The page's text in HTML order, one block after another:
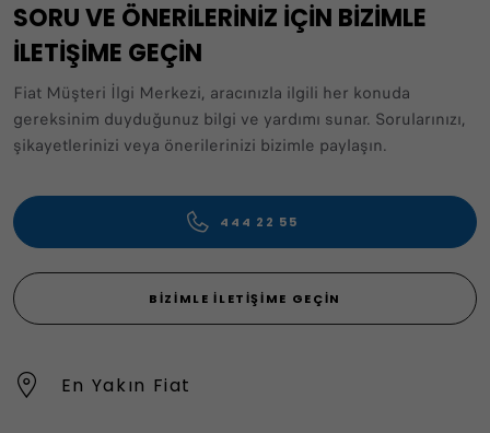
SORU VE ÖNERİLERİNİZ İÇİN BİZİMLE
İLETİŞİME GEÇİN
Fiat Müşteri İlgi Merkezi, aracınızla ilgili her konuda
gereksinim duyduğunuz bilgi ve yardımı sunar. Sorularınızı,
şikayetlerinizi veya önerilerinizi bizimle paylaşın.
444 22 55
BIZIMLE İLETIŞIME GEÇIN
En Yakın Fiat